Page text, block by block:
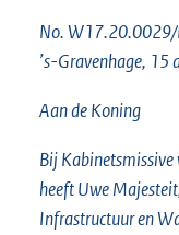
No.
’s-Gravenhage,
Aan de Koning
Bij
heeft Uwe
Infrastructuur en